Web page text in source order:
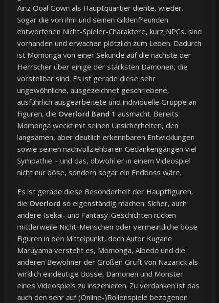
Ainz Ooal Gown als Hauptquartier diente, wieder.
Sogar die von ihm und seinen Gildenfreunden
entworfenen Nicht-Spieler-Charaktere, kurz NPCs, sind
vorhanden und erwachen plötzlich zum Leben. Dadurch
ist Momonga von einer Sekunde auf die nächste der
Herrscher über einige der stärksten Dämonen, die
vorstellbar sind. Es ist gerade diese sehr
ungewöhnliche, ausgezeichnet geschriebene,
ausführlich ausgearbeitete und individuelle Gruppe an
Figuren, die Overlord Band 1 ausmacht. Bereits
Momonga weckt mit seinen Unsicherheiten, den
langsamen, aber deutlich erkennbaren Entwicklungen
sowie seinen nachvollziehbaren Gedankengängen viel
Sympathie – und das, obwohl er in einem Videospiel
nicht nur böse, sondern sogar ein Endboss wäre.
Es ist gerade diese Besonderheit der Hauptfiguren,
die Overlord so eigenständig machen. Sicher, auch
andere Isekai- und Fantasy-Geschichten rücken
mittlerweile Nicht-Menschen oder vermeintliche böse
Figuren in den Mittelpunkt, doch Autor Kugane
Maruyama versteht es, Momonga, Albedo und die
anderen Bewohner der Großen Gruft von Nazarick als
wirklich eindeutige Bosse, Dämonen und Monster
eines Videospiels zu inszenieren. Zu verdanken ist das
auch den sehr auf (Online-)Rollenspiele bezogenen